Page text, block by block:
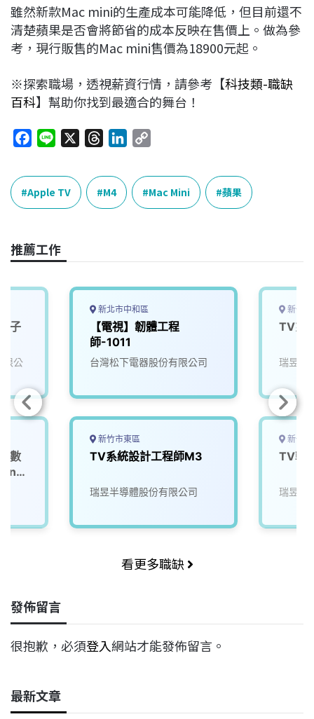
雖然新款Mac mini的生產成本可能降低，但目前還不
清楚蘋果是否會將節省的成本反映在售價上。做為參
考，現行販售的Mac mini售價為18900元起。
※探索職場，透視薪資行情，請參考【科技類-職缺
百科】幫助你找到最適合的舞台！
c
e
b
o
k
n
e
r
e
a
k
n
p
y
L
k
Apple TV M4 Mac Mini 蘋果
推薦工作
子
限公
數
新北市中和區
【電視】韌體工程
師-1011
台灣松下電器股份有限公司
新竹市東區
TV系統設計工程師M3
瑞昱半導體股份有限公司
新竹
TV系
瑞昱半
新竹
TV軟
瑞昱半
看更多職缺
發佈留言
很抱歉，必須登入網站才能發佈留言。
最新文章